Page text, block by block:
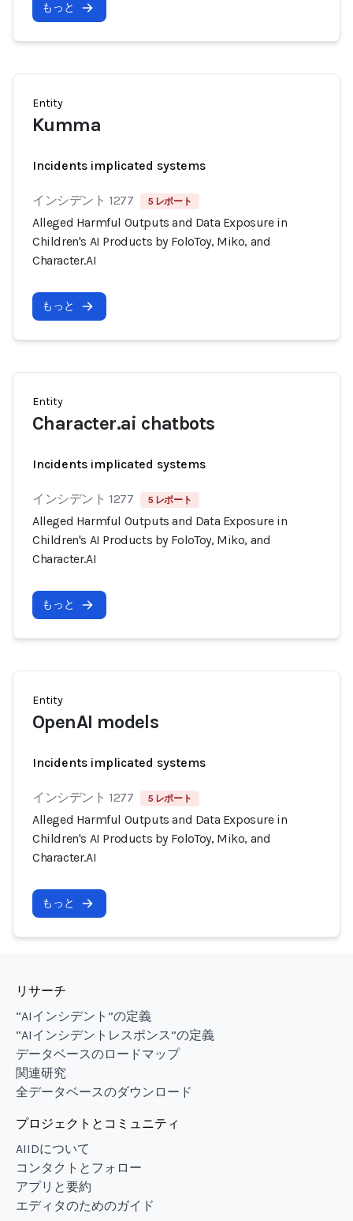
もっと
Entity
Kumma
Incidents implicated systems
インシデント 1277 5 レポート
Alleged Harmful Outputs and Data Exposure in
Children's AI Products by FoloToy, Miko, and
Character.AI
もっと
Entity
Character.ai chatbots
Incidents implicated systems
インシデント 1277 5 レポート
Alleged Harmful Outputs and Data Exposure in
Children's AI Products by FoloToy, Miko, and
Character.AI
もっと
Entity
OpenAI models
Incidents implicated systems
インシデント 1277 5 レポート
Alleged Harmful Outputs and Data Exposure in
Children's AI Products by FoloToy, Miko, and
Character.AI
もっと
リサーチ
“AIインシデント”の定義
“AIインシデントレスポンス”の定義
データベースのロードマップ
関連研究
全データベースのダウンロード
プロジェクトとコミュニティ
AIIDについて
コンタクトとフォロー
アプリと要約
エディタのためのガイド